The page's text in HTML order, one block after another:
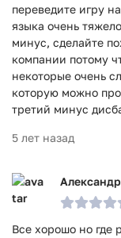
переведите игру
языка очень
минус, сделайте
компании потому
некоторые очень
которую можно
третий минус
5 лет назад
Все хорошо но где